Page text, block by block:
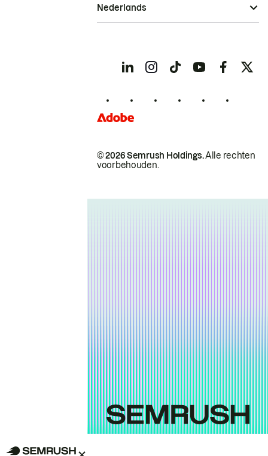
© 2026 Semrush Holdings.Alle rechten
voorbehouden.
Nederlands